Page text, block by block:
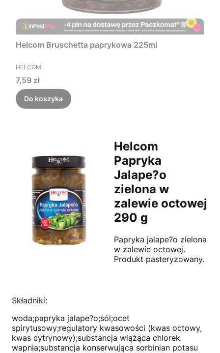
Helcom Bruschetta paprykowa 225ml
PRODUCENT
HELCOM
Cena
7,59 zł
Do koszyka
Helcom
Papryka
Jalape?o
zielona w
zalewie octowej
290 g
Papryka jalape?o zielona
w zalewie octowej.
Produkt pasteryzowany.
Składniki:
woda;papryka jalape?o;sól;ocet
spirytusowy;regulatory kwasowości (kwas octowy,
kwas cytrynowy);substancja wiążąca chlorek
wapnia;substancja konserwująca sorbinian potasu